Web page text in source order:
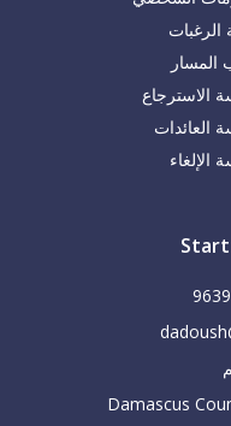
الرغبات
المسار
الاسترجاع
العائدات
الإلغاء
Damascus